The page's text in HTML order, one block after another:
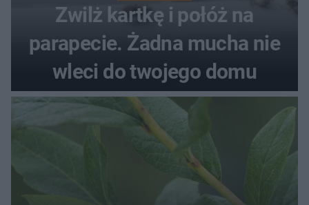
Zwilż kartkę i połóż na
parapecie. Żadna mucha nie
wleci do twojego domu